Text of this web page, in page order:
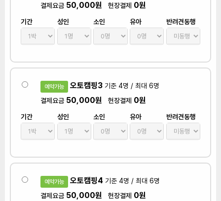
결제요금 50,000원 현장결제 0원
기간 성인 소인 유아 반려견동행
예약가능 오토캠핑3 기준 4명 / 최대 6명
결제요금 50,000원 현장결제 0원
기간 성인 소인 유아 반려견동행
예약가능 오토캠핑4 기준 4명 / 최대 6명
결제요금 50,000원 현장결제 0원